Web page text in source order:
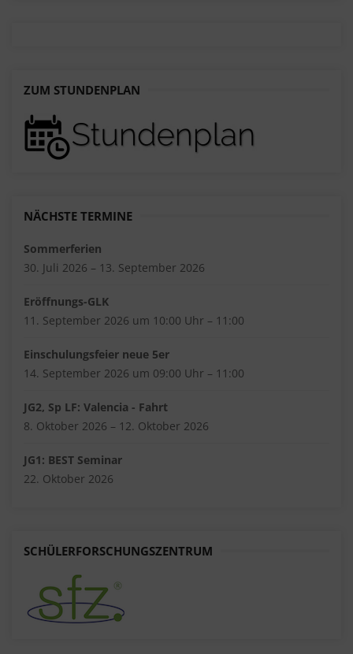
ZUM STUNDENPLAN
NÄCHSTE TERMINE
Sommerferien
30. Juli 2026 – 13. September 2026
Eröffnungs-GLK
11. September 2026 um 10:00 Uhr – 11:00
Einschulungsfeier neue 5er
14. September 2026 um 09:00 Uhr – 11:00
JG2, Sp LF: Valencia - Fahrt
8. Oktober 2026 – 12. Oktober 2026
JG1: BEST Seminar
22. Oktober 2026
SCHÜLERFORSCHUNGSZENTRUM